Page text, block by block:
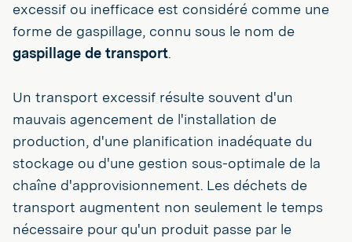
excessif ou inefficace est considéré comme une
forme de gaspillage, connu sous le nom de
gaspillage de transport.
Un transport excessif résulte souvent d'un
mauvais agencement de l'installation de
production, d'une planification inadéquate du
stockage ou d'une gestion sous-optimale de la
chaîne d'approvisionnement. Les déchets de
transport augmentent non seulement le temps
nécessaire pour qu'un produit passe par le